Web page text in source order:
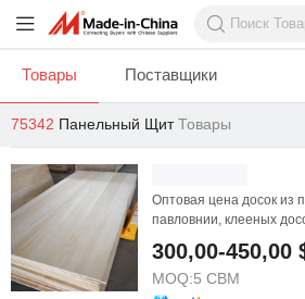
Товары Поставщики
75342 Панельный ЩитТовары
Оптовая цена досок из
павловнии, клееных
300,00-450,00
MOQ:5 CBM